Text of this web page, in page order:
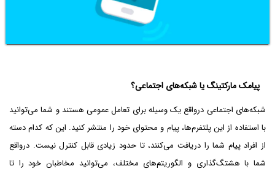
پیامک مارکتینگ یا شبکه‌های اجتماعی؟
شبکه‌های اجتماعی در‌واقع یک وسیله برای تعامل عمومی هستند و شما می‌توانید
با استفاده از این پلتفرم‌ها، پیام و محتوای خود را منتشر کنید. این که کدام دسته
از افراد پیام شما را دریافت می‌کنند، تا حدود زیادی قابل کنترل نیست. در‌واقع
شما با هشتگ‌گذاری و الگوریتم‌های مختلف، می‌توانید مخاطبان خود را تا